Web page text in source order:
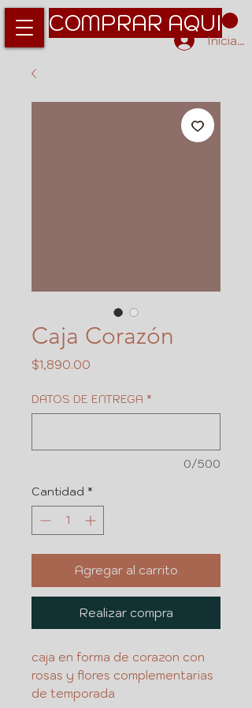
COMPRAR AQUI
Iniciar
Caja Corazón
$1,890.00
DATOS DE ENTREGA *
0/500
Cantidad *
Agregar al carrito
Realizar compra
caja en forma de corazon con
rosas y flores complementarias
de temporada